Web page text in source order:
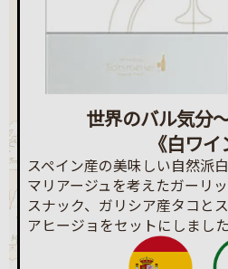
世界のバル気分
《白ワイ
スペイン産の美味しい自然派
マリアージュを考えたガーリ
スナック、ガリシア産タコと
アヒージョをセットにしました